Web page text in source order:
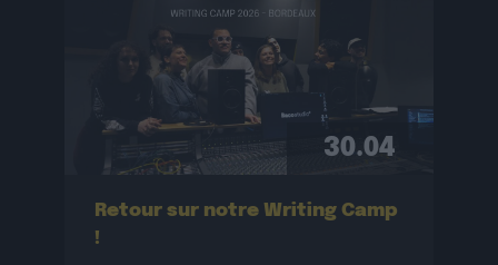
30.04
Retour sur notre Writing Camp
!